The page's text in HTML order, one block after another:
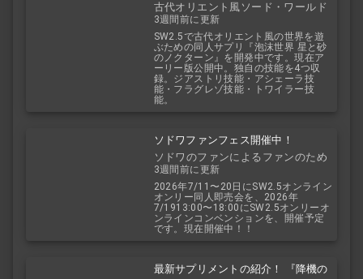
古代オリエント風ソード・ワールド
2.5
3週間前に更新
SW2.5で古代オリエント風の世界を遊
ぶための同人サプリ『泡沫世界 星と砂
のノクターン』を開発中です。現在ア
ーリー版公開中。独自の技能を4つ収
録。ジアストリ技能・アシェーラ技
能・フラグレゾ技能・トワイラー技
能。
ソドワファンフェス開催中！
ソドワのファンによるファンのため
のお祭り！
3週間前に更新
2026年7/11〜20日にSW2.5オンライン
オンリー同人即売会を、2026年
7/1913:00〜18:00にSW2.5オンリーオ
ンラインコンベンションを、開催予定
です。現在開催中！！
最新サプリメントの紹介！ 『降機の